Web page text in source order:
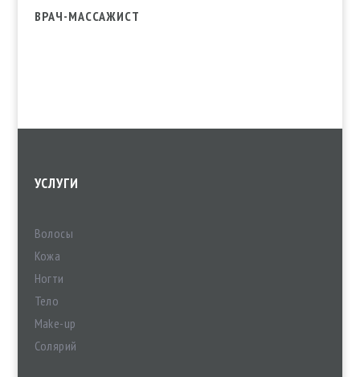
ВРАЧ-МАССАЖИСТ
УСЛУГИ
Волосы
Кожа
Ногти
Тело
Make-up
Солярий